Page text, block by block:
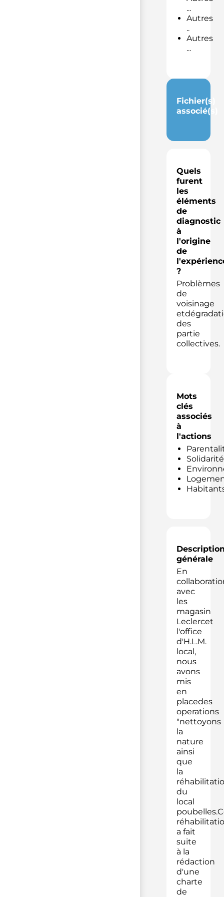
...
Autres
..
Autres
...
Fichier(s)
associé(s)
Quels
furent
les
éléments
de
diagnostic
à
l'origine
de
?
Problèmes
de
voisinage
des
partie
collectives.
Mots
clés
associés
à
l'actions
Solidarité
générale
En
avec
les
magasin
Leclercet
l'office
d'H.L.M.
local,
nous
avons
mis
en
placedes
operations
"nettoyons
la
nature
ainsi
que
la
du
local
a fait
suite
à la
rédaction
d'une
charte
de